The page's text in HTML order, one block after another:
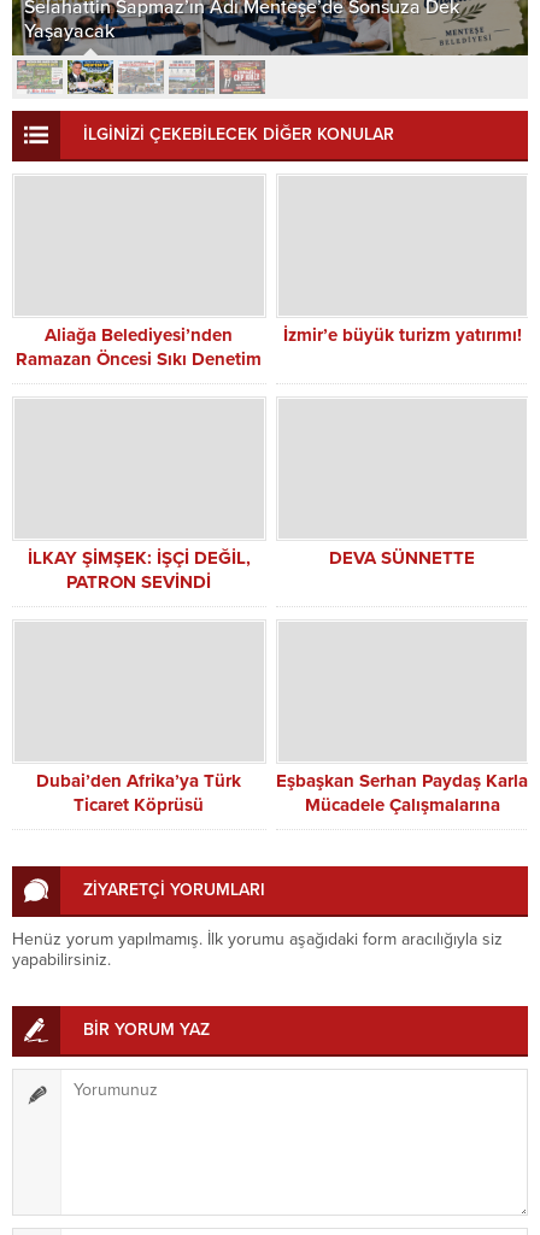
Selahattin Sapmaz’ın Adı Menteşe’de Sonsuza Dek
Yaşayacak
İLGİNİZİ ÇEKEBİLECEK DİĞER KONULAR
Aliağa Belediyesi’nden
Ramazan Öncesi Sıkı Denetim
İzmir’e büyük turizm yatırımı!
İLKAY ŞİMŞEK: İŞÇİ DEĞİL,
PATRON SEVİNDİ
DEVA SÜNNETTE
Dubai’den Afrika’ya Türk
Ticaret Köprüsü
Eşbaşkan Serhan Paydaş Karla
Mücadele Çalışmalarına
Sahada Katıldı
ZİYARETÇİ YORUMLARI
Henüz yorum yapılmamış. İlk yorumu aşağıdaki form aracılığıyla siz
yapabilirsiniz.
BİR YORUM YAZ